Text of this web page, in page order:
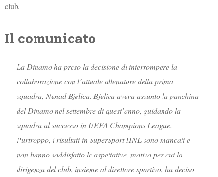
club.
Il comunicato
La Dinamo ha preso la decisione di interrompere la
collaborazione con l’attuale allenatore della prima
squadra, Nenad Bjelica. Bjelica aveva assunto la panchina
del Dinamo nel settembre di quest’anno, guidando la
squadra al successo in UEFA Champions League.
Purtroppo, i risultati in SuperSport HNL sono mancati e
non hanno soddisfatto le aspettative, motivo per cui la
dirigenza del club, insieme al direttore sportivo, ha deciso